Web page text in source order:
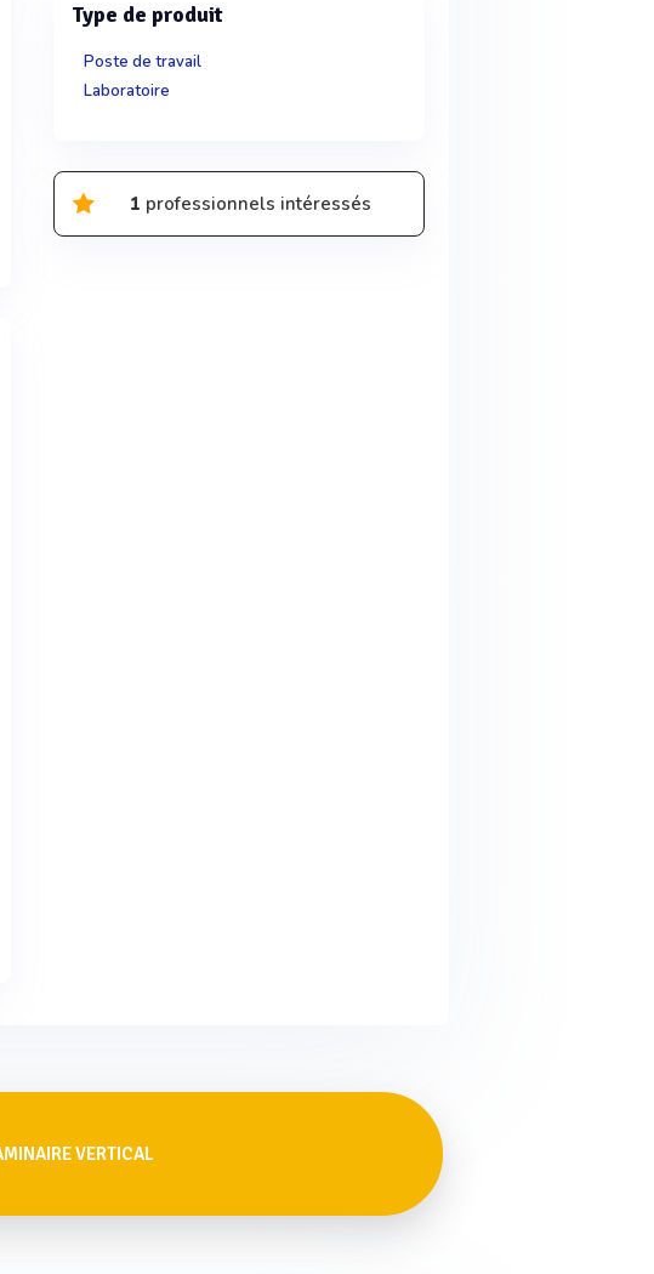
Type de produit
Poste de travail
Laboratoire
1 professionnels intéressés
VERTICAL